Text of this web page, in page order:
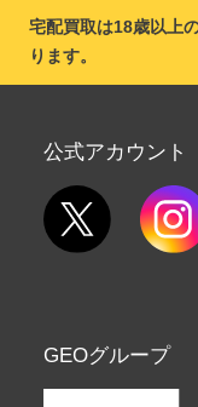
宅配買取は18歳以上
ります。
公式アカウント
GEOグループ